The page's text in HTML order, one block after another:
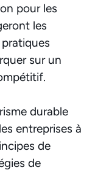
pour les
les
sur un
durable
entreprises à
de
de